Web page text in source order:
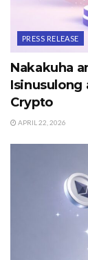
PRESS RELEASE
Nakakuha
Isinusulong
Crypto
APRIL 22, 2026